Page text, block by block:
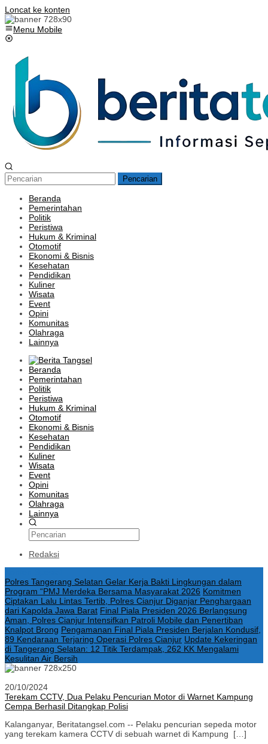
Loncat ke konten
Menu Mobile
Pencarian
Beranda
Pemerintahan
Politik
Peristiwa
Hukum & Kriminal
Otomotif
Ekonomi & Bisnis
Kesehatan
Pendidikan
Kuliner
Wisata
Event
Opini
Komunitas
Olahraga
Lainnya
Beranda
Pemerintahan
Politik
Peristiwa
Hukum & Kriminal
Otomotif
Ekonomi & Bisnis
Kesehatan
Pendidikan
Kuliner
Wisata
Event
Opini
Komunitas
Olahraga
Lainnya
Redaksi
Polres Tangerang Selatan Gelar Kerja Bakti Lingkungan dalam
Program “PMJ Merdeka Bersama Masyarakat 2026 Komitmen
Ciptakan Lalu Lintas Tertib, Polres Cianjur Diganjar Penghargaan
dari Kapolda Jawa Barat Final Piala Presiden 2026 Berlangsung
Aman, Polres Cianjur Intensifkan Patroli Mobile dan Penertiban
Knalpot Brong Pengamanan Final Piala Presiden Berjalan Kondusif,
89 Kendaraan Terjaring Operasi Polres Cianjur Update Kekeringan
di Tangerang Selatan: 12 Titik Terdampak, 262 KK Mengalami
Kesulitan Air Bersih
20/10/2024
Terekam CCTV, Dua Pelaku Pencurian Motor di Warnet Kampung
Cempa Berhasil Ditangkap Polisi
Kalanganyar, Beritatangsel.com -- Pelaku pencurian sepeda motor
yang terekam kamera CCTV di sebuah warnet di Kampung […]